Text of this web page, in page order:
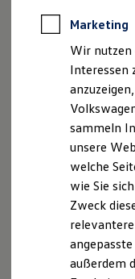
Software,
VW
VW
VW
VW
Fleet
Hilfreiches
XTL-
Ersatzteile
IHK Dresden
Langer Weg 4
01239 Dresden
http://www.ihk-
sowie
DEutscher
Breite Straße 29
10178 Berlin
Telefon +49 180
€/Anruf;
Telefax +49 30
Marketing
Wir nutzen
Interessen
sammeln
unsere
welche
wie Sie
Zweck
außerdem